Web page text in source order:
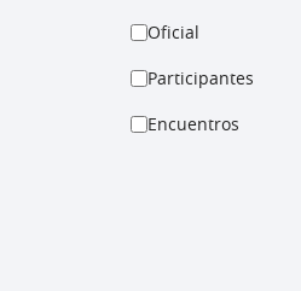
Oficial
Participantes
Encuentros